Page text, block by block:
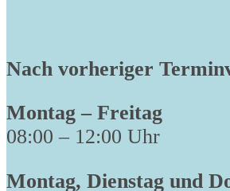
Nach vorheriger
Montag – Freitag
08:00 – 12:00 Uhr
Montag, Dienstag und